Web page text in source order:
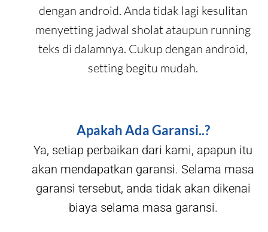
dengan android. Anda tidak lagi kesulitan
menyetting jadwal sholat ataupun running
teks di dalamnya. Cukup dengan android,
setting begitu mudah.
Apakah Ada Garansi..?
Ya, setiap perbaikan dari kami, apapun itu
akan mendapatkan garansi. Selama masa
garansi tersebut, anda tidak akan dikenai
biaya selama masa garansi.